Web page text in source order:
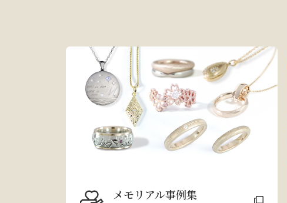
メモリアル事例集